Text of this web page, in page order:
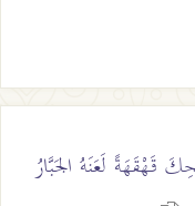
لَعَنَهُ الجَبَّارُ